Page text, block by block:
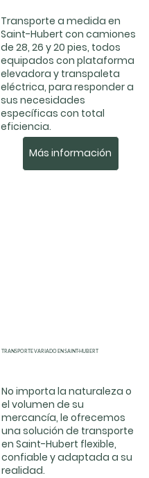
Transporte a medida en
Saint-Hubert con camiones
de 28, 26 y 20 pies, todos
equipados con plataforma
elevadora y transpaleta
eléctrica, para responder a
sus necesidades
específicas con total
eficiencia.
Más información
TRANSPORTE VARIADO EN SAINT-HUBERT
No importa la naturaleza o
el volumen de su
mercancía, le ofrecemos
una solución de transporte
en Saint-Hubert flexible,
confiable y adaptada a su
realidad.